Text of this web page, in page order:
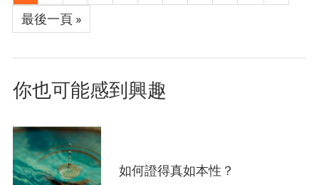
前
頁
一
Last
page
最後一頁 »
你也可能感到興趣
如何證得真如本性？